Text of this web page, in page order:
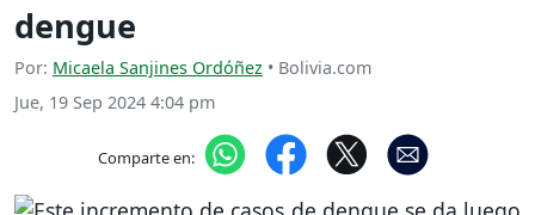
dengue
Por: Micaela Sanjines Ordóñez • Bolivia.com
Jue, 19 Sep 2024 4:04 pm
Comparte en: